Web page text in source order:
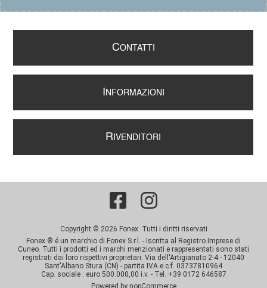
CONTATTI
NFORMAZIONI
R IVENDITORI
Copyright © 2026 Fonex. Tutti i diritti riservati
Fonex ® é un marchio di Fonex S.r.l. - Iscritta al Registro Imprese di
Cuneo. Tutti i prodotti ed i marchi menzionati e rappresentati sono stati
registrati dai loro rispettivi proprietari. Via dell'Artigianato 2-4 - 12040
Sant'Albano Stura (CN) - partita IVA e c.f. 03737810964
Cap. sociale : euro 500.000,00 i.v. - Tel. +39 0172 646587
Powered by nopCommerce